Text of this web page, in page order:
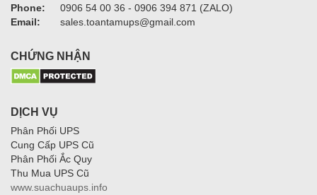
Phone:
0906 54 00 36 - 0906 394 871 (ZALO)
Email:
sales.toantamups@gmail.com
CHỨNG NHẬN
DỊCH VỤ
Phân Phối UPS
Cung Cấp UPS Cũ
Phân Phối Ắc Quy
Thu Mua UPS Cũ
www.suachuaups.info